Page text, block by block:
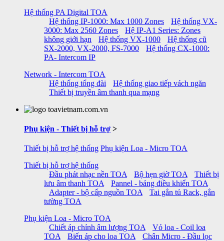
Hệ thống PA Digital TOA
Hệ thống IP-1000: Max 1000 Zones
Hệ thống VX-
3000: Max 2560 Zones
Hệ IP-A1 Series: Zones
không giới hạn
Hệ thống VX-1000
Hệ thống cũ
SX-2000, VX-2000, FS-7000
Hệ thống CX-1000:
PA- Intercom IP
Network - Intercom TOA
Hệ thống tổng đài
Hệ thống giao tiếp vách ngăn
Thiết bị truyền âm thanh qua mạng
Phụ kiện - Thiết bị hỗ trợ >
Thiết bị hỗ trợ hệ thống Phụ kiện Loa - Micro TOA
Thiết bị hỗ trợ hệ thống
Đầu phát nhạc nền TOA
Bộ hẹn giờ TOA
Thiết bị
lưu âm thanh TOA
Pannel - bảng điều khiển TOA
Adapter - bộ cấp nguồn TOA
Tai gắn tủ Rack, gắn
tường TOA
Phụ kiện Loa - Micro TOA
Chiết áp chỉnh âm lượng TOA
Vỏ loa - Coil loa
TOA
Biến áp cho loa TOA
Chân Micro - Đầu lọc